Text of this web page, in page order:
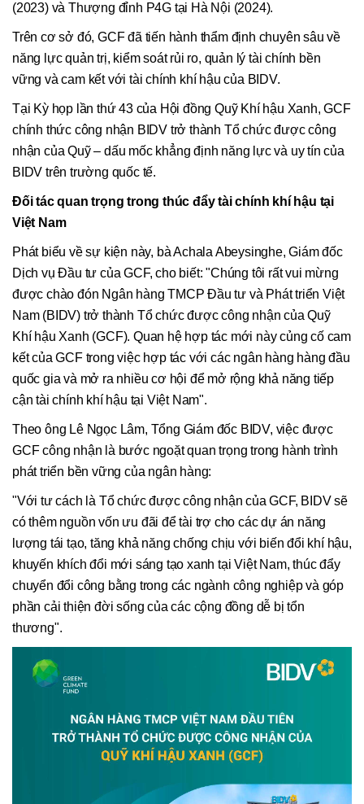
(2023) và Thượng đỉnh P4G tại Hà Nội (2024).
Trên cơ sở đó, GCF đã tiến hành thẩm định chuyên sâu về
năng lực quản trị, kiểm soát rủi ro, quản lý tài chính bền
vững và cam kết với tài chính khí hậu của BIDV.
Tại Kỳ họp lần thứ 43 của Hội đồng Quỹ Khí hậu Xanh, GCF
chính thức công nhận BIDV trở thành Tổ chức được công
nhận của Quỹ – dấu mốc khẳng định năng lực và uy tín của
BIDV trên trường quốc tế.
Đối tác quan trọng trong thúc đẩy tài chính khí hậu tại
Việt Nam
Phát biểu về sự kiện này, bà Achala Abeysinghe, Giám đốc
Dịch vụ Đầu tư của GCF, cho biết: "Chúng tôi rất vui mừng
được chào đón Ngân hàng TMCP Đầu tư và Phát triển Việt
Nam (BIDV) trở thành Tổ chức được công nhận của Quỹ
Khí hậu Xanh (GCF). Quan hệ hợp tác mới này củng cố cam
kết của GCF trong việc hợp tác với các ngân hàng hàng đầu
quốc gia và mở ra nhiều cơ hội để mở rộng khả năng tiếp
cận tài chính khí hậu tại Việt Nam".
Theo ông Lê Ngọc Lâm, Tổng Giám đốc BIDV, việc được
GCF công nhận là bước ngoặt quan trọng trong hành trình
phát triển bền vững của ngân hàng:
"Với tư cách là Tổ chức được công nhận của GCF, BIDV sẽ
có thêm nguồn vốn ưu đãi để tài trợ cho các dự án năng
lượng tái tạo, tăng khả năng chống chịu với biến đổi khí hậu,
khuyến khích đổi mới sáng tạo xanh tại Việt Nam, thúc đẩy
chuyển đổi công bằng trong các ngành công nghiệp và góp
phần cải thiện đời sống của các cộng đồng dễ bị tổn
thương".